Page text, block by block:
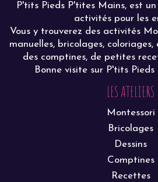
P'tits Pieds P'tites Mains, est
activités pour les
Vous y trouverez des activités
manuelles, bricolages, coloriages,
des comptines, de petites
Bonne visite sur P'tits
LES ATELIERS
Montessori
Bricolages
Dessins
Comptines
Recettes